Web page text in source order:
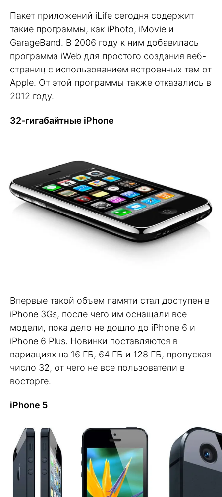
Пакет приложений iLife сегодня содержит
такие программы, как iPhoto, iMovie и
GarageBand. В 2006 году к ним добавилась
программа iWeb для простого создания веб-
страниц с использованием встроенных тем от
Apple. От этой программы также отказались в
2012 году.
32-гигабайтные iPhone
Впервые такой объем памяти стал доступен в
iPhone 3Gs, после чего им оснащали все
модели, пока дело не дошло до iPhone 6 и
iPhone 6 Plus. Новинки поставляются в
вариациях на 16 ГБ, 64 ГБ и 128 ГБ, пропуская
число 32, от чего не все пользователи в
восторге.
iPhone 5